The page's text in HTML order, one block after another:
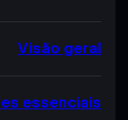
Visão geral
essenciais